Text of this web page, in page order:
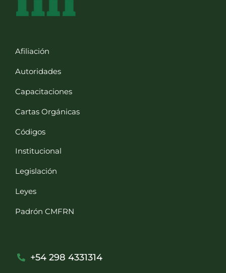
Afiliación
Autoridades
Capacitaciones
Cartas Orgánicas
Códigos
Institucional
Legislación
Leyes
Padrón CMFRN
+54 298 4331314